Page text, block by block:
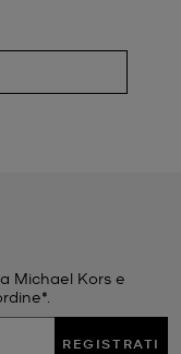
Michael Kors e
REGISTRATI